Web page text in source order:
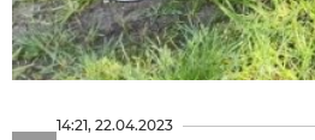
14:21, 22.04.2023